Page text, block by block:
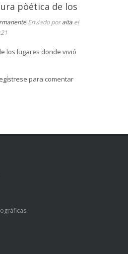
pòética de los
Enviado poraita el
los lugares donde vivió
para comentar